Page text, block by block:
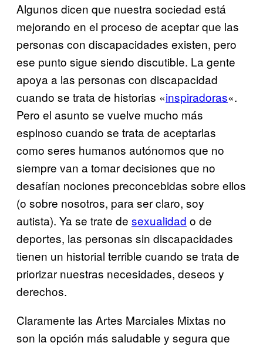
Algunos dicen que nuestra sociedad está
mejorando en el proceso de aceptar que las
personas con discapacidades existen, pero
ese punto sigue siendo discutible. La gente
apoya a las personas con discapacidad
cuando se trata de historias «inspiradoras«.
Pero el asunto se vuelve mucho más
espinoso cuando se trata de aceptarlas
como seres humanos autónomos que no
siempre van a tomar decisiones que no
desafían nociones preconcebidas sobre ellos
(o sobre nosotros, para ser claro, soy
autista). Ya se trate de sexualidad o de
deportes, las personas sin discapacidades
tienen un historial terrible cuando se trata de
priorizar nuestras necesidades, deseos y
derechos.
Claramente las Artes Marciales Mixtas no
son la opción más saludable y segura que